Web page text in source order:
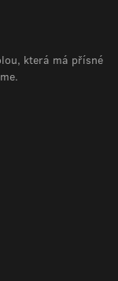
která má přísné